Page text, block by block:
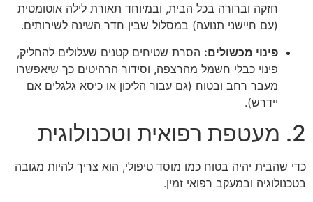
חזקה וברורה בכל הבית, ובמיוחד תאורת לילה אוטומטית
(עם חיישני תנועה) במסלול שבין חדר השינה לשירותים.
פינוי מכשולים: הסרת שטיחים קטנים שעלולים להחליק,
פינוי כבלי חשמל מהרצפה, וסידור הרהיטים כך שיאפשרו
מעבר רחב ובטוח (גם עבור הליכון או כיסא גלגלים אם
יידרש).
2. מעטפת רפואית וטכנולוגית
כדי שהבית יהיה בטוח כמו מוסד טיפולי, הוא צריך להיות מגובה
בטכנולוגיה ובמעקב רפואי זמין.